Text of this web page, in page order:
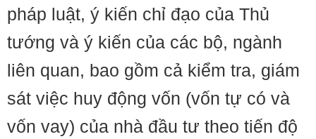
pháp luật, ý kiến chỉ đạo của Thủ
tướng và ý kiến của các bộ, ngành
liên quan, bao gồm cả kiểm tra, giám
sát việc huy động vốn (vốn tự có và
vốn vay) của nhà đầu tư theo tiến độ